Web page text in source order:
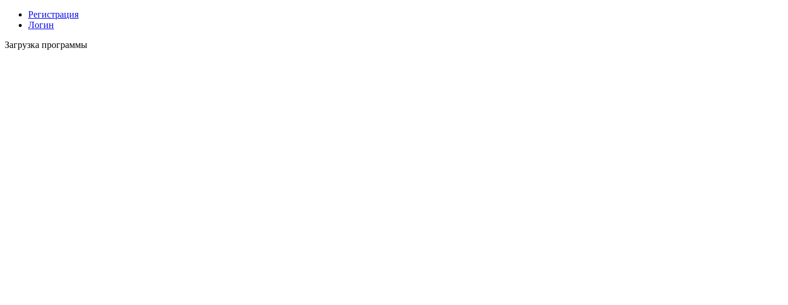
Регистрация
Логин
Загрузка программы